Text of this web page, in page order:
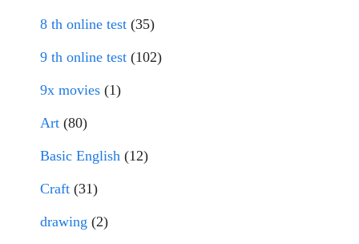
8 th online test (35)
9 th online test (102)
9x movies (1)
Art (80)
Basic English (12)
Craft (31)
drawing (2)